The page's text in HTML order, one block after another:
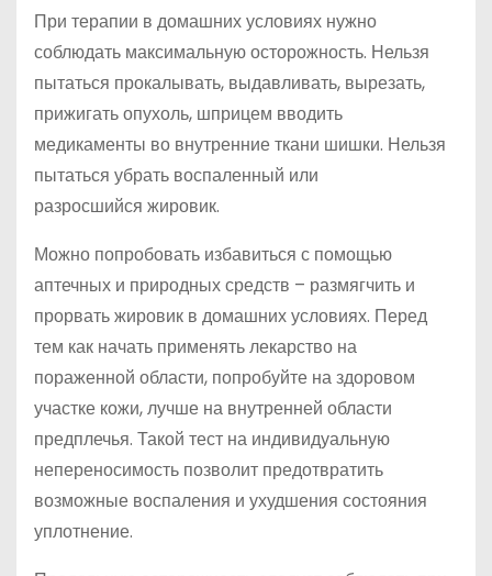
При терапии в домашних условиях нужно
соблюдать максимальную осторожность. Нельзя
пытаться прокалывать, выдавливать, вырезать,
прижигать опухоль, шприцем вводить
медикаменты во внутренние ткани шишки. Нельзя
пытаться убрать воспаленный или
разросшийся жировик.
Можно попробовать избавиться с помощью
аптечных и природных средств – размягчить и
прорвать жировик в домашних условиях. Перед
тем как начать применять лекарство на
пораженной области, попробуйте на здоровом
участке кожи, лучше на внутренней области
предплечья. Такой тест на индивидуальную
непереносимость позволит предотвратить
возможные воспаления и ухудшения состояния
уплотнение.